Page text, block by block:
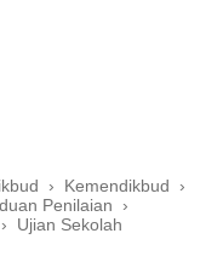
› Kemendikbud
›
Penilaian
›
› Ujian Sekolah